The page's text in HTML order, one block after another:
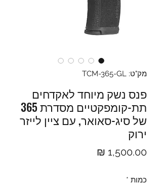
מק"ט: TCM-365-GL
פנס נשק מיוחד לאקדחים
תת-קומפקטיים מסדרת 365
של סיג-סאואר, עם ציין לייזר
ירוק
כמות *